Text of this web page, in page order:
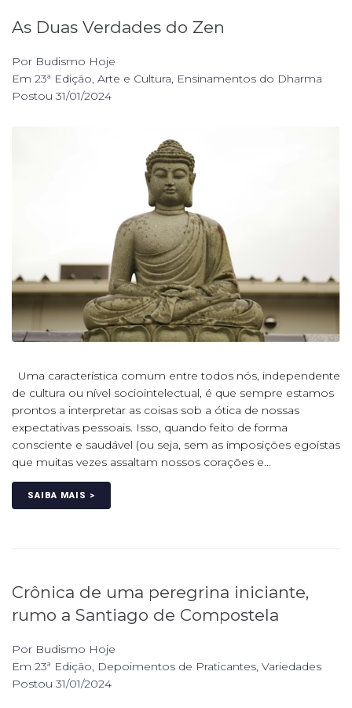
As Duas Verdades do Zen
Por Budismo Hoje
Em 23ª Edição, Arte e Cultura, Ensinamentos do Dharma
Postou 31/01/2024
Uma característica comum entre todos nós, independente
de cultura ou nível sociointelectual, é que sempre estamos
prontos a interpretar as coisas sob a ótica de nossas
expectativas pessoais. Isso, quando feito de forma
consciente e saudável (ou seja, sem as imposições egoístas
que muitas vezes assaltam nossos corações e...
SAIBA MAIS >
Crônica de uma peregrina iniciante,
rumo a Santiago de Compostela
Por Budismo Hoje
Em 23ª Edição, Depoimentos de Praticantes, Variedades
Postou 31/01/2024